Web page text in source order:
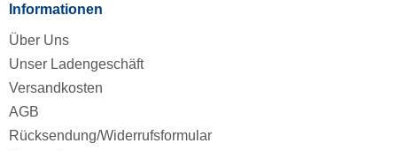
Informationen
Über Uns
Unser Ladengeschäft
Versandkosten
AGB
Rücksendung/Widerrufsformular